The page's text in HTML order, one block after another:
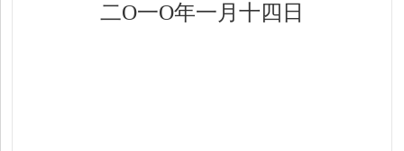
二O一O年一月十四日